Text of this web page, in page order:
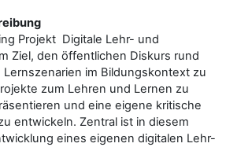
Projekt  Digitale Lehr- und
Ziel, den öffentlichen Diskurs rund
im Bildungskontext zu
zum Lehren und Lernen zu
und eine eigene kritische
entwickeln. Zentral ist in diesem
eines eigenen digitalen Lehr-